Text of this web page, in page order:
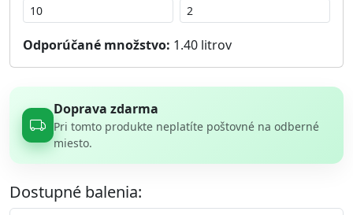
Odporúčané množstvo: 1.40 litrov
Doprava zdarma
Pri tomto produkte neplatíte poštovné na odberné
miesto.
Dostupné balenia: